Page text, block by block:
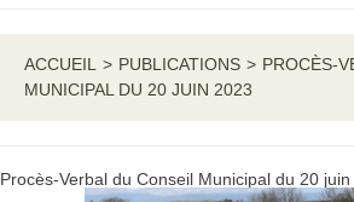
ACCUEIL > PUBLICATIONS > PROCÈS-
MUNICIPAL DU 20 JUIN 2023
Procès-Verbal du Conseil Municipal du 20 juin